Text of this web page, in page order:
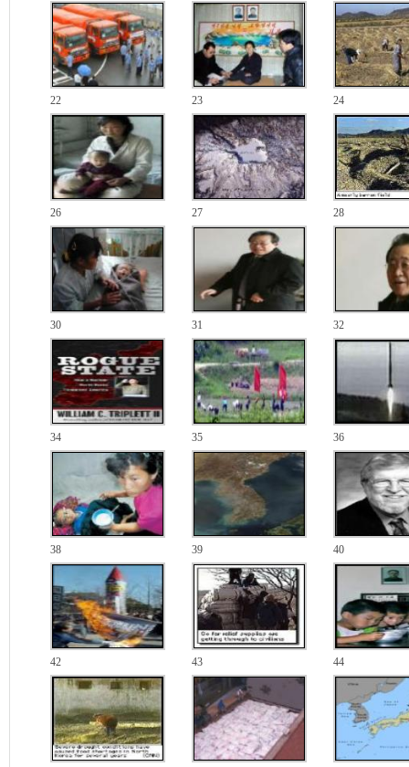
22 23 24
26 27 28
30 31 32
34 35 36
38 39 40
42 43 44